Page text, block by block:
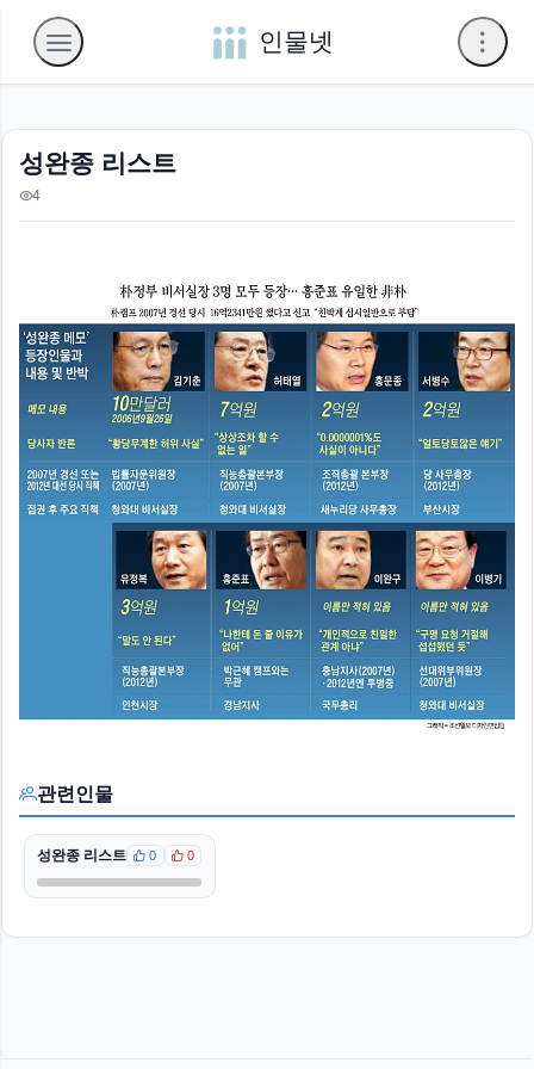
인물넷
성완종 리스트
4
관련인물
성완종 리스트 0 0